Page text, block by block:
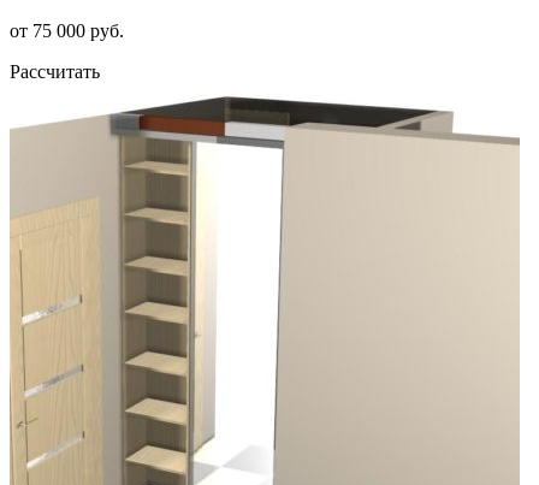
от 75 000 руб.
Рассчитать